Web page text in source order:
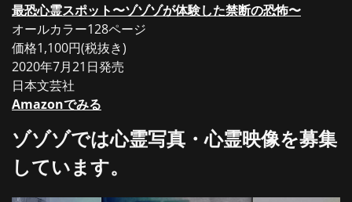
最恐心霊スポット〜ゾゾゾが体験した禁断の恐怖〜
オールカラー128ページ
価格1,100円(税抜き)
2020年7月21日発売
日本文芸社
Amazonでみる
ゾゾゾでは心霊写真・心霊映像を募集
しています。